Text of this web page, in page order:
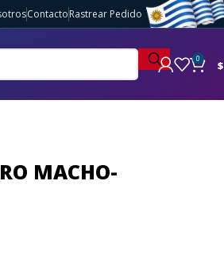
ContactoRastrear Pedido
0 $
MACHO-